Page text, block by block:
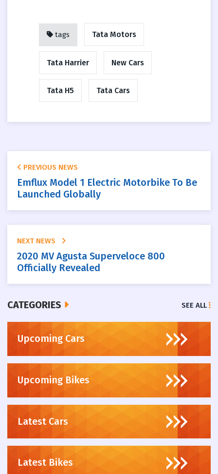
tags Tata Motors
Tata Harrier New Cars
Tata H5 Tata Cars
PREVIOUS NEWS
Emflux Model 1 Electric Motorbike To Be
Launched Globally
NEXT NEWS
2020 MV Agusta Superveloce 800
Officially Revealed
CATEGORIES SEE ALL
Upcoming Cars
Upcoming Bikes
Latest Cars
Latest Bikes